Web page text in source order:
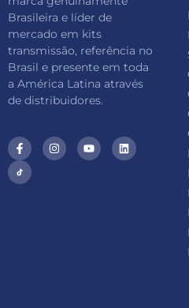
Brasileira e líder de
mercado em kits
transmissão, referência no
Brasil e presente em toda
a América Latina através
de distribuidores.